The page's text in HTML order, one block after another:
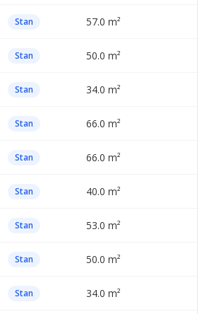
Stan 57.0 m²
Stan 50.0 m²
Stan 34.0 m²
Stan 66.0 m²
Stan 66.0 m²
Stan 40.0 m²
Stan 53.0 m²
Stan 50.0 m²
Stan 34.0 m²